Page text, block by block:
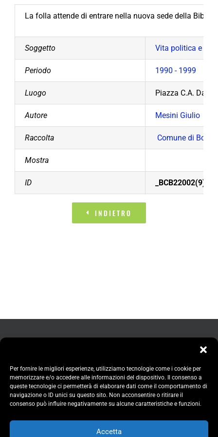
Per fornire le migliori esperienze, utilizziamo tecnologie come i cookie per
memorizzare e/o accedere alle informazioni del dispositivo. Il consenso a
queste tecnologie ci permetterà di elaborare dati come il comportamento di
navigazione o ID unici su questo sito. Non acconsentire o ritirare il
consenso può influire negativamente su alcune caratteristiche e funzioni.
Accetta
La folla attende di entrare nella nuova sede della
Soggetto Vita politica e
Periodo 1990 - 1999
Luogo Piazza C.A. Dalla
Autore Mesini Giulio
Raccolta Comune di
Mostra
ID _BCB22002(9)
INDIETRO